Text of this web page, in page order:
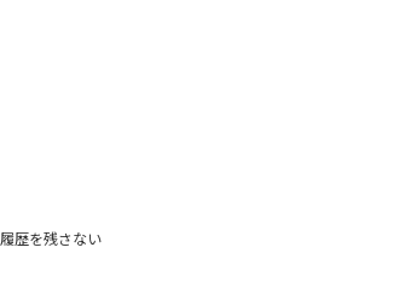
履歴を残さない